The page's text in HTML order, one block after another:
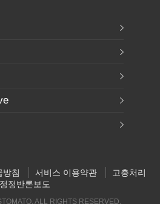
방침 서비스 이용약관
고충처리
정정반론보도
ALL RIGHTS RESERVED.